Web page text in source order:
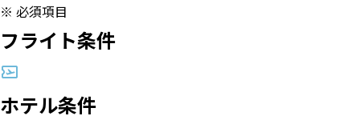
※ 必須項目
フライト条件
ホテル条件